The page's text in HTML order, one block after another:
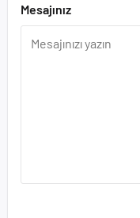
Mesajınız